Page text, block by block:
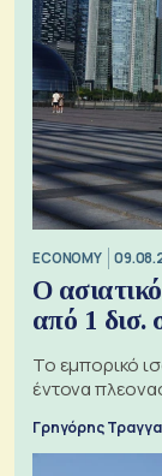
ECONOMY
Ο
από 1 δισ.
Το εμπορικό
έντονα
Γρηγόρης